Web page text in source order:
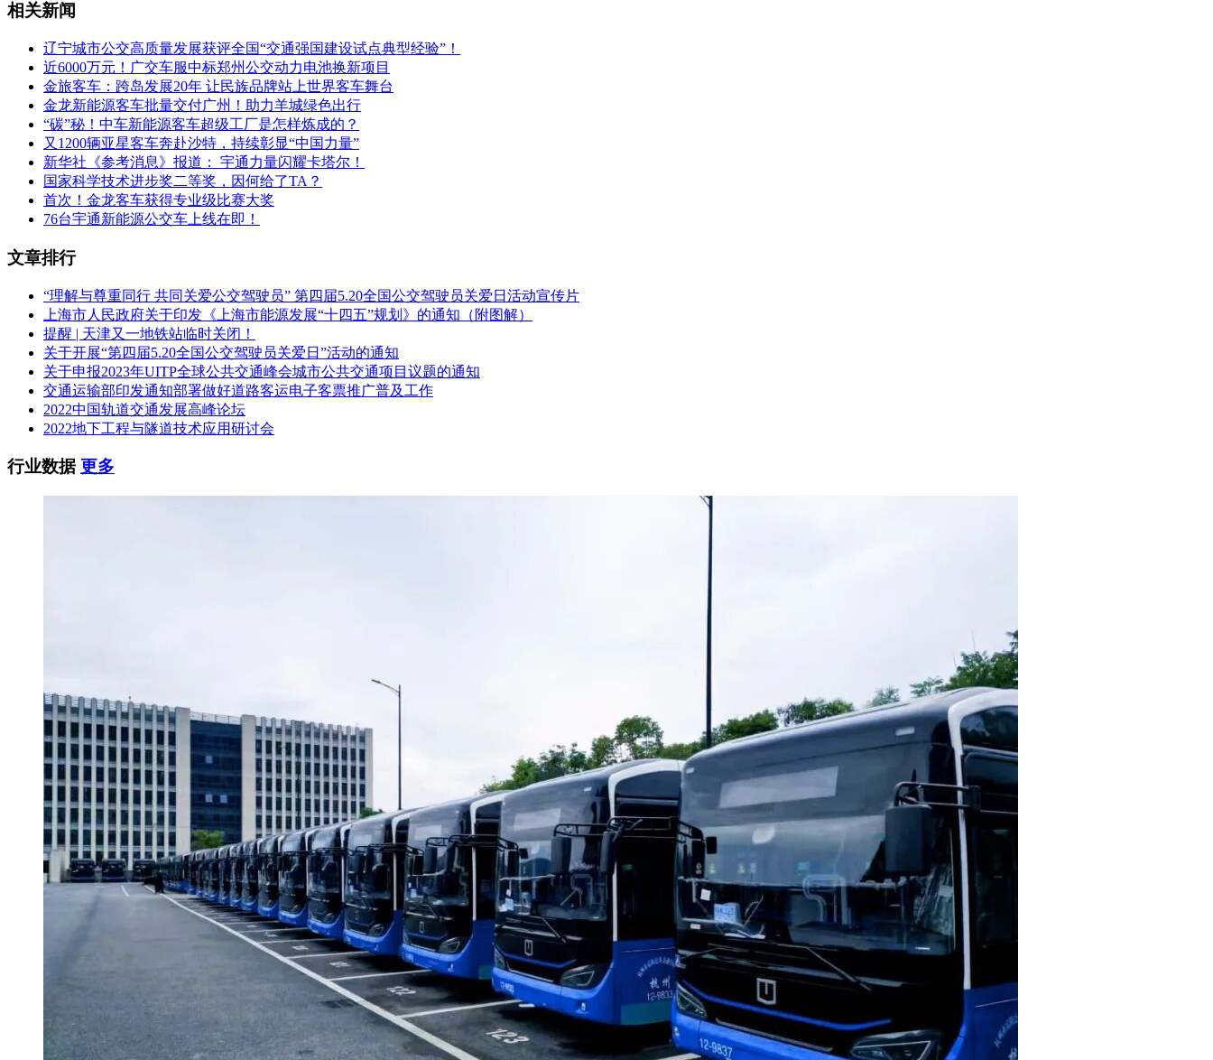
相关新闻
辽宁城市公交高质量发展获评全国“交通强国建设试点典型经验”！
近6000万元！广交车服中标郑州公交动力电池换新项目
金旅客车：跨岛发展20年 让民族品牌站上世界客车舞台
金龙新能源客车批量交付广州！助力羊城绿色出行
“碳”秘！中车新能源客车超级工厂是怎样炼成的？
又1200辆亚星客车奔赴沙特，持续彰显“中国力量”
新华社《参考消息》报道： 宇通力量闪耀卡塔尔！
国家科学技术进步奖二等奖，因何给了TA？
首次！金龙客车获得专业级比赛大奖
76台宇通新能源公交车上线在即！
文章排行
“理解与尊重同行 共同关爱公交驾驶员” 第四届5.20全国公交驾驶员关爱日活动宣传片
上海市人民政府关于印发《上海市能源发展“十四五”规划》的通知（附图解）
提醒 | 天津又一地铁站临时关闭！
关于开展“第四届5.20全国公交驾驶员关爱日”活动的通知
关于申报2023年UITP全球公共交通峰会城市公共交通项目议题的通知
交通运输部印发通知部署做好道路客运电子客票推广普及工作
2022中国轨道交通发展高峰论坛
2022地下工程与隧道技术应用研讨会
行业数据更多